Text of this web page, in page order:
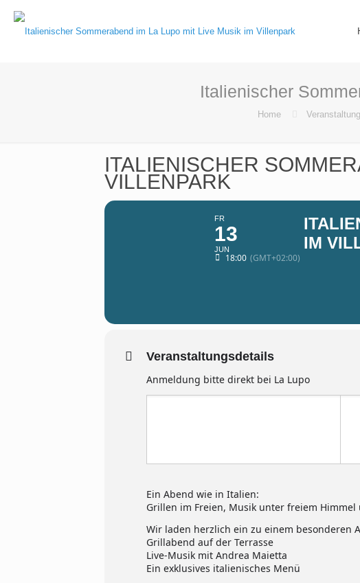
Italienischer
Home
ITALIENISCHER
VILLENPARK
FR
13
JUN
18:00 (GMT+02:00)
IM
Veranstaltungsdetails
Anmeldung bitte direkt bei La Lupo
Ein Abend wie in Italien:
Grillen im Freien, Musik unter freiem
Wir laden herzlich ein zu einem besonderen
Grillabend auf der Terrasse
Live-Musik mit Andrea Maietta
Ein exklusives italienisches Menü